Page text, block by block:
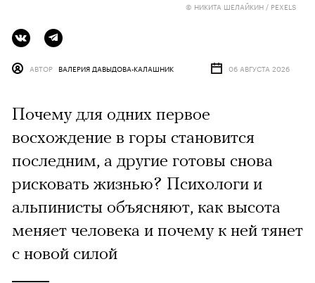
© НИКИТА ШЕЛАЙКИН / PEXELS
АВТОР ВАЛЕРИЯ ДАВЫДОВА-КАЛАШНИК 06 АВГУСТА 2026
Почему для одних первое
восхождение в горы становится
последним, а другие готовы снова
рисковать жизнью? Психологи и
альпинисты объясняют, как высота
меняет человека и почему к ней тянет
с новой силой